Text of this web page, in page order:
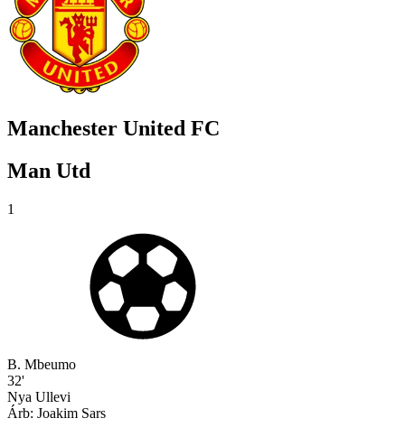
Manchester United FC
Man Utd
1
B. Mbeumo
32'
Nya Ullevi
Árb: Joakim Sars